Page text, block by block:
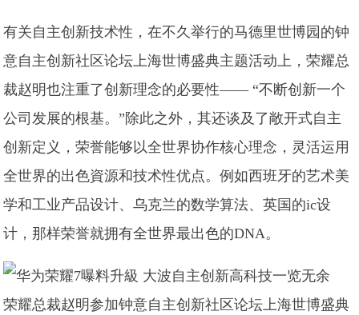
有关自主创新技术性，在不久举行的马德里世博园的钟
意自主创新社区论坛上海世博盛典主题活动上，荣耀总
裁赵明也注重了创新理念的必要性—— “不断创新一个
公司发展的根基。”除此之外，其还谈及了敞开式自主
创新定义，荣誉能够以全世界协作核心理念，灵活运用
全世界的出色資源和技术性优点。例如西班牙的艺术美
学和工业产品设计、乌克兰的数学算法、英国的ic设
计，那样荣誉就拥有全世界最出色的DNA。
荣耀总裁赵明参加钟意自主创新社区论坛上海世博盛典